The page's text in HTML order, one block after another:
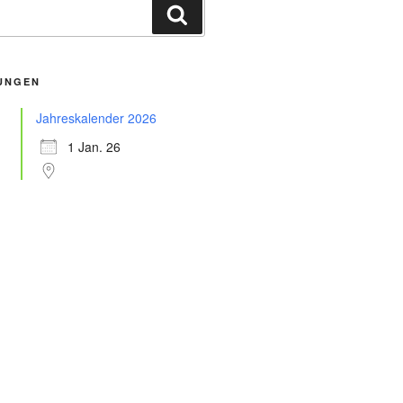
Jahreskalender 2026
1 Jan. 26